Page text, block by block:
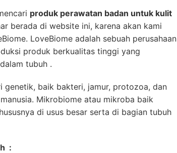
produk perawatan badan untuk kulit
berada di website ini, karena akan kami
LoveBiome adalah sebuah perusahaan
produk berkualitas tinggi yang
tubuh .
genetik, baik bakteri, jamur, protozoa, dan
Mikrobiome atau mikroba baik
di usus besar serta di bagian tubuh
: